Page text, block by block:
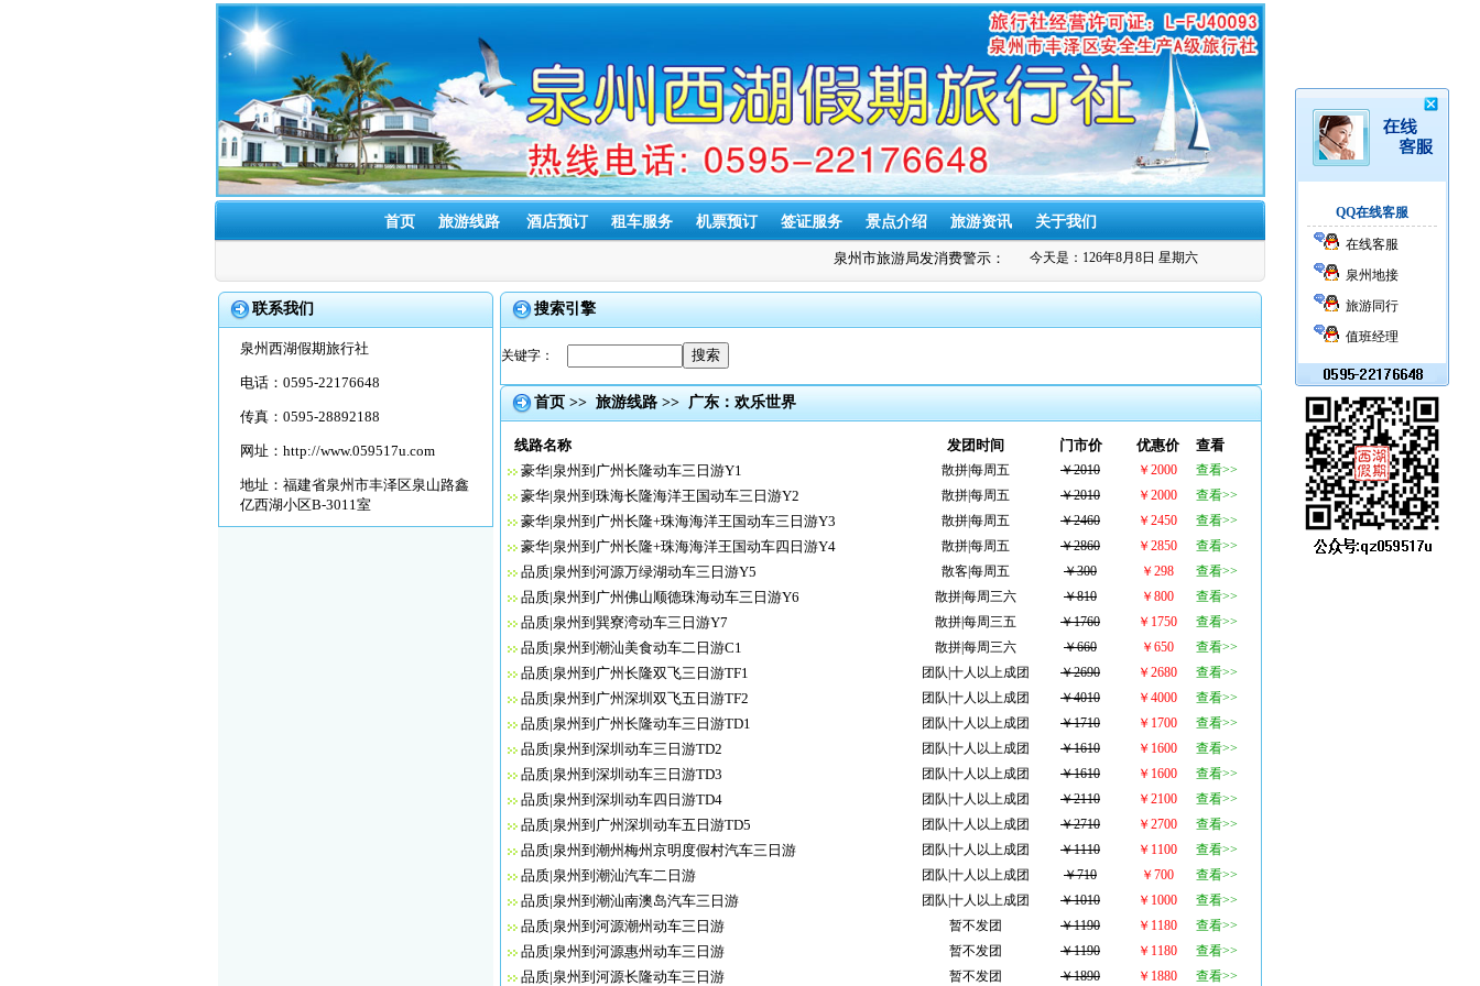
QQ在线客服
在线客服
泉州地接
旅游同行
值班经理
首页 旅游线路 酒店预订 租车服务 机票预订 签证服务 景点介绍 旅游资讯 关于我们
泉州市旅游局发消费警示：慎选"群旅游"莫入低价游陷阱 泉州西湖假期旅行社被评为安全生产标准化
今天是：126年8月8日 星期六
联系我们
泉州西湖假期旅行社
电话：0595-22176648
传真：0595-28892188
网址： http://www.059517u.com
地址：福建省泉州市丰泽区泉山路鑫
亿西湖小区B-3011室
搜索引擎
关键字：
首页 >> 旅游线路>> 广东：欢乐世界
线路名称 发团时间 门市价 优惠价
查看
豪华|泉州到广州长隆动车三日游Y1
散拼|每周五 ￥2010 ￥2000 查看>>
豪华|泉州到珠海长隆海洋王国动车三日游Y2 散拼|每周五 ￥2010 ￥2000 查看>>
豪华|泉州到广州长隆+珠海海洋王国动车三日游Y3 散拼|每周五 ￥2460 ￥2450 查看>>
豪华|泉州到广州长隆+珠海海洋王国动车四日游Y4 散拼|每周五 ￥2860 ￥2850 查看>>
品质|泉州到河源万绿湖动车三日游Y5 散客|每周五 ￥300 ￥298 查看>>
品质|泉州到广州佛山顺德珠海动车三日游Y6 散拼|每周三六 ￥810 ￥800 查看>>
品质|泉州到巽寮湾动车三日游Y7 散拼|每周三五 ￥1760 ￥1750 查看>>
品质|泉州到潮汕美食动车二日游C1 散拼|每周三六 ￥660 ￥650 查看>>
品质|泉州到广州长隆双飞三日游TF1 团队|十人以上成团 ￥2690 ￥2680 查看>>
品质|泉州到广州深圳双飞五日游TF2 团队|十人以上成团 ￥4010 ￥4000 查看>>
品质|泉州到广州长隆动车三日游TD1 团队|十人以上成团 ￥1710 ￥1700 查看>>
品质|泉州到深圳动车三日游TD2 团队|十人以上成团 ￥1610 ￥1600 查看>>
品质|泉州到深圳动车三日游TD3 团队|十人以上成团 ￥1610 ￥1600 查看>>
品质|泉州到深圳动车四日游TD4 团队|十人以上成团 ￥2110 ￥2100 查看>>
品质|泉州到广州深圳动车五日游TD5 团队|十人以上成团 ￥2710 ￥2700 查看>>
品质|泉州到潮州梅州京明度假村汽车三日游 团队|十人以上成团 ￥1110 ￥1100 查看>>
品质|泉州到潮汕汽车二日游 团队|十人以上成团 ￥710 ￥700 查看>>
品质|泉州到潮汕南澳岛汽车三日游 团队|十人以上成团 ￥1010 ￥1000 查看>>
品质|泉州到河源潮州动车三日游 暂不发团 ￥1190 ￥1180 查看>>
品质|泉州到河源惠州动车三日游 暂不发团 ￥1190 ￥1180 查看>>
品质|泉州到河源长隆动车三日游 暂不发团 ￥1890 ￥1880 查看>>